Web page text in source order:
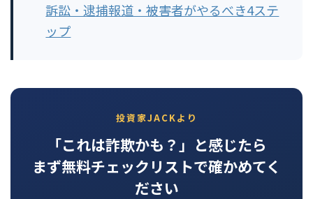
訴訟・逮捕報道・被害者がやるべき4ステ
ップ
投資家JACKより
「これは詐欺かも？」と感じたら
まず無料チェックリストで確かめてく
ださい